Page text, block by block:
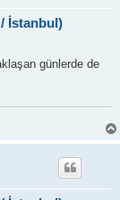
İstanbul)
günlerde de